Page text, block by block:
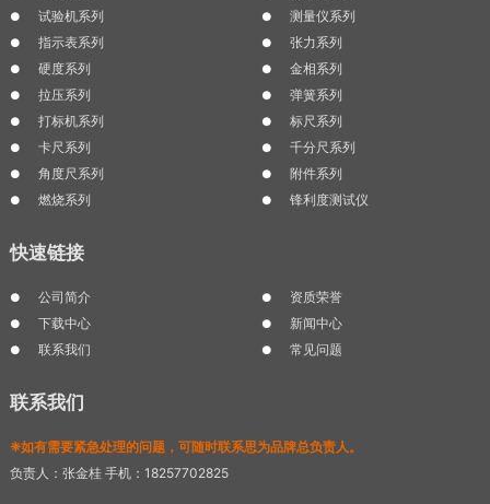
试验机系列
测量仪系列
指示表系列
张力系列
硬度系列
金相系列
拉压系列
弹簧系列
打标机系列
标尺系列
卡尺系列
千分尺系列
角度尺系列
附件系列
燃烧系列
锋利度测试仪
快速链接
公司简介
资质荣誉
下载中心
新闻中心
联系我们
常见问题
联系我们
❈如有需要紧急处理的问题，可随时联系思为品牌总负责人。
负责人：张金桂 手机：18257702825